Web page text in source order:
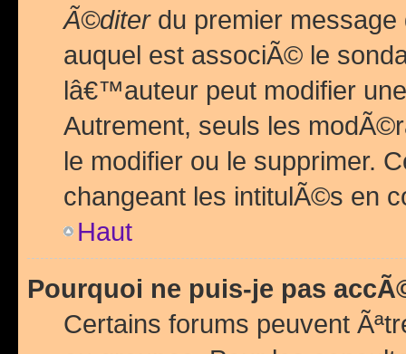
Ã©diterdu premier
auquel est associÃ© le
lâ€™auteur peut modifier
Autrement, seuls les
le modifier ou le supprimer.
changeant les intitulÃ©s en
Haut
Pourquoi ne puis-je pas
Certains forums peuvent